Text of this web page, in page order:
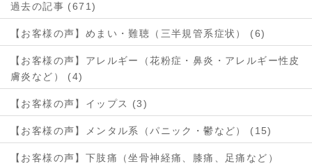
過去の記事 (671)
【お客様の声】めまい・難聴（三半規管系症状） (6)
【お客様の声】アレルギー（花粉症・鼻炎・アレルギー性皮
膚炎など） (4)
【お客様の声】イップス (3)
【お客様の声】メンタル系（パニック・鬱など） (15)
【お客様の声】下肢痛（坐骨神経痛、膝痛、足痛など）